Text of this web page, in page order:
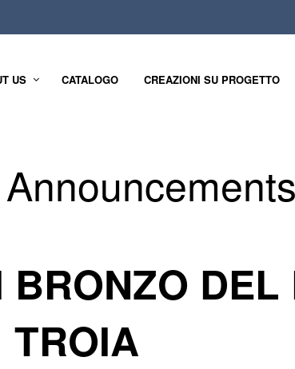
US CATALOGO CREAZIONI SU PROGETTO
DEL
TROIA